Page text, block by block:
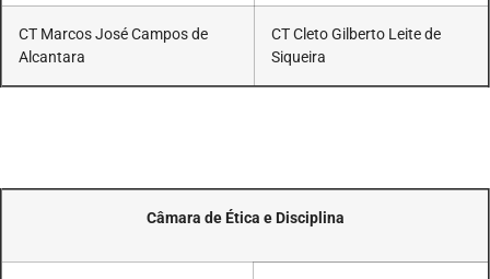
CT Marcos José Campos de
Alcantara
CT Cleto Gilberto Leite de
Siqueira
Câmara de Ética e Disciplina